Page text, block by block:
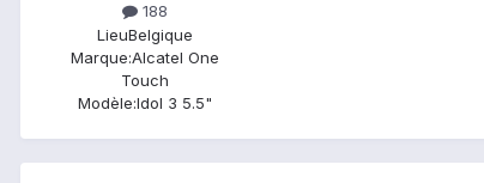
188
LieuBelgique
Marque:Alcatel One
Touch
Modèle:Idol 3 5.5"